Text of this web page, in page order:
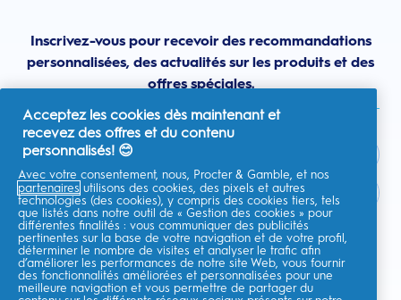
Inscrivez-vous pour recevoir des recommandations
personnalisées, des actualités sur les produits et des
offres spéciales.
France
Je consens à recevoir des communications personnalisées
concernant des offres, des actualités et d'autres initiatives
promotionnelles de la part d'Oral-B et d'autresmarques de P&G
Acceptez les cookies dès maintenant et
recevez des offres et du contenu
personnalisés! 😊
Avec votre consentement, nous, Procter & Gamble, et nos
partenaires utilisons des cookies, des pixels et autres
technologies (des cookies), y compris des cookies tiers, tels
que listés dans notre outil de « Gestion des cookies » pour
différentes finalités : vous communiquer des publicités
pertinentes sur la base de votre navigation et de votre profil,
déterminer le nombre de visites et analyser le trafic afin
d’améliorer les performances de notre site Web, vous fournir
des fonctionnalités améliorées et personnalisées pour une
meilleure navigation et vous permettre de partager du